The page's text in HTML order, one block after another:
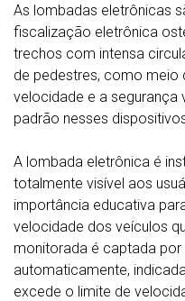
As lombadas eletrônicas
fiscalização eletrônica
trechos com intensa
de pedestres, como meio
velocidade e a segurança
padrão nesses
A lombada eletrônica é
totalmente visível aos
importância educativa
velocidade dos veículos
monitorada é captada
automaticamente,
excede o limite de